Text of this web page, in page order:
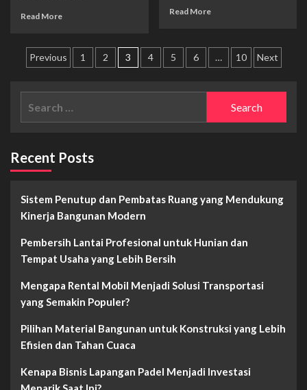
Read MoreRead
Tugas
Digital
Lengkap:
Siapkah
Digital?
Read MoreRead
Berapa
Budget
Posts
Previous 1 2 3 4 5 6 … 10 Next
Recent Posts
Sistem Penutup dan Pembatas Ruang yang Mendukung
Kinerja Bangunan Modern
Pembersih Lantai Profesional untuk Hunian dan
Tempat Usaha yang Lebih Bersih
Mengapa Rental Mobil Menjadi Solusi Transportasi
yang Semakin Populer?
Pilihan Material Bangunan untuk Konstruksi yang Lebih
Efisien dan Tahan Cuaca
Kenapa Bisnis Lapangan Padel Menjadi Investasi